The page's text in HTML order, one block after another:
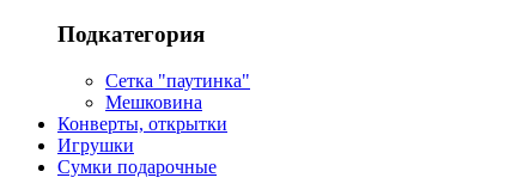
Подкатегория
Сетка "паутинка"
Мешковина
Конверты, открытки
Игрушки
Сумки подарочные